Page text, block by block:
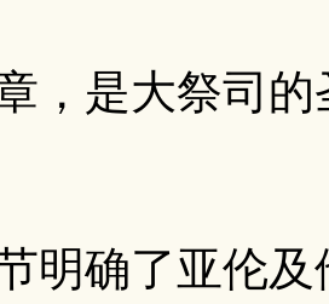
是大祭司的
确了亚伦及